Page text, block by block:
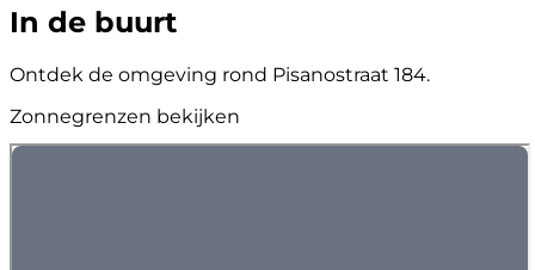
In de buurt
Ontdek de omgeving rond Pisanostraat 184.
Zonnegrenzen bekijken